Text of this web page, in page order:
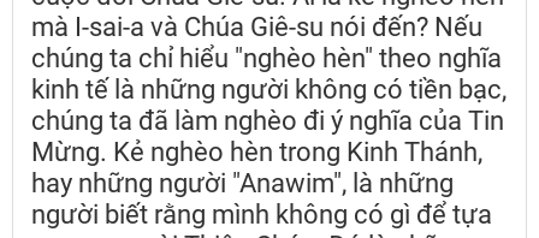
mà I-sai-a và Chúa Giê-su nói đến? Nếu
chúng ta chỉ hiểu "nghèo hèn" theo nghĩa
kinh tế là những người không có tiền bạc,
chúng ta đã làm nghèo đi ý nghĩa của Tin
Mừng. Kẻ nghèo hèn trong Kinh Thánh,
hay những người "Anawim", là những
người biết rằng mình không có gì để tựa